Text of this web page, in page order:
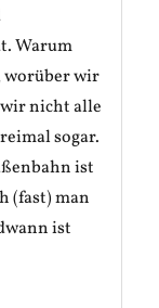
Warum
worüber wir
nicht alle
sogar.
ist
(fast) man
ist